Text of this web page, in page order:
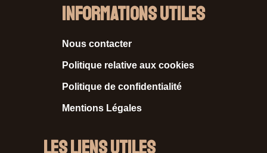
Informations Utiles
Nous contacter
Politique relative aux cookies
Politique de confidentialité
Mentions Légales
Les liens utiles